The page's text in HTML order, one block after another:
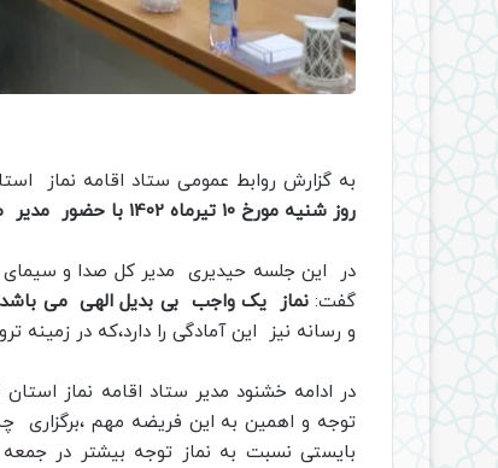
به گزارش روابط عمومی ستاد اقامه نماز
روز شنیه مورخ 10 تیرماه 1402 با حضور مدیر صدا و سیمای مرکز بوشهر برگزار شد.
در این جلسه حیدیری مدیر کل صدا و سیمای
گفت:نماز یک واجب بی بدیل الهی می باشد
و رسانه نیز این آمادگی را دارد،که در زمینه
در ادامه خشنود مدیر ستاد اقامه نماز
توجه و اهمین به این فریضه مهم ،برگزاری
بایستی نسبت به نماز توجه بیشتر در